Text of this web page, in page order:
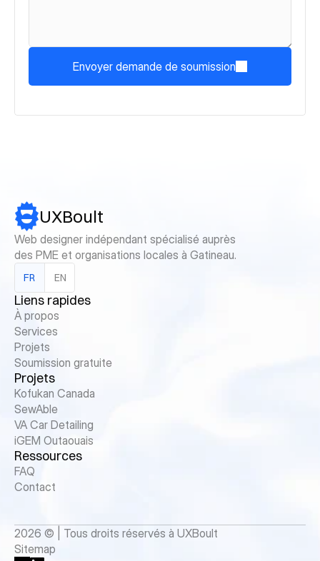
Envoyer demande de soumission
UXBoult
Web designer indépendant spécialisé auprès
des PME et organisations locales à Gatineau.
FR EN
Liens rapides
À propos
Services
Projets
Soumission gratuite
Projets
Kofukan Canada
SewAble
VA Car Detailing
iGEM Outaouais
Ressources
FAQ
Contact
2026 © | Tous droits réservés à UXBoult
Sitemap